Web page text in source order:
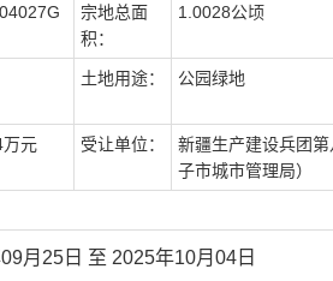
宗地总面
积：
1.0028公顷
土地用途： 公园绿地
元 受让单位：
新疆生产建设兵团
子市城市管理局）
月25日 至 2025年10月04日